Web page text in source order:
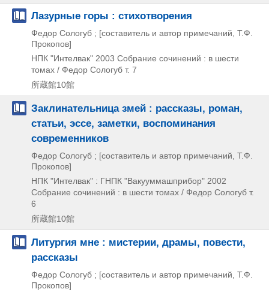
Лазурные горы : стихотворения
Федор Сологуб ; [составитель и автор примечаний, Т.Ф.
Прокопов]
НПК "Интелвак" 2003 Собрание сочинений : в шести
томах / Федор Сологуб т. 7
所蔵館10館
Заклинательница змей : рассказы, роман,
статьи, эссе, заметки, воспоминания
современников
Федор Сологуб ; [составитель и автор примечаний, Т.Ф.
Прокопов]
НПК "Интелвак" : ГНПК "Вакууммашприбор" 2002
Собрание сочинений : в шести томах / Федор Сологуб т.
6
所蔵館10館
Литургия мне : мистерии, драмы, повести,
рассказы
Федор Сологуб ; [составитель и автор примечаний, Т.Ф.
Прокопов]